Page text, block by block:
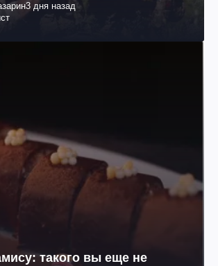
3 дня назад
такого вы еще не